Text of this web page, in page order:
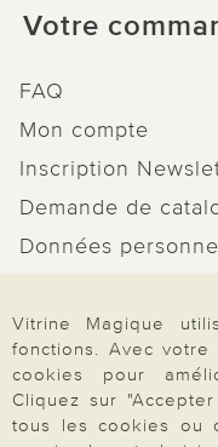
Votre
FAQ
Mon compte
Inscription
Demande de
Données
Rétractation
Vitrine Magique
fonctions. Avec votre
cookies pour
Cliquez sur
tous les cookies ou